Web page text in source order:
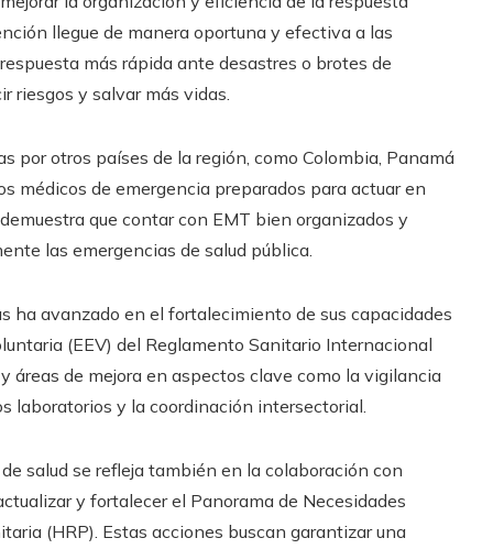
llegue de manera oportuna y efectiva a las
más rápida ante desastres o brotes de
riesgos y salvar más vidas.​
por otros países de la región, como Colombia, Panamá
médicos de emergencia preparados para actuar en
que contar con EMT bien organizados y
las emergencias de salud pública.​
ha avanzado en el fortalecimiento de sus capacidades
(EEV) del Reglamento Sanitario Internacional
áreas de mejora en aspectos clave como la vigilancia
laboratorios y la coordinación intersectorial.
salud se refleja también en la colaboración con
y fortalecer el Panorama de Necesidades
(HRP). Estas acciones buscan garantizar una